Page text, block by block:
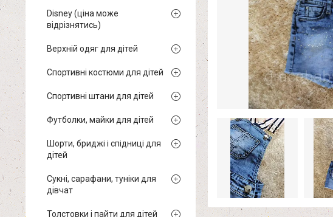
Disney (ціна може
відрізнятись)
Верхній одяг для дітей
Спортивні костюми для дітей
Спортивні штани для дітей
Футболки, майки для дітей
Шорти, бриджі і спідниці для
дітей
Сукні, сарафани, туніки для
дівчат
Толстовки і пайти для дітей